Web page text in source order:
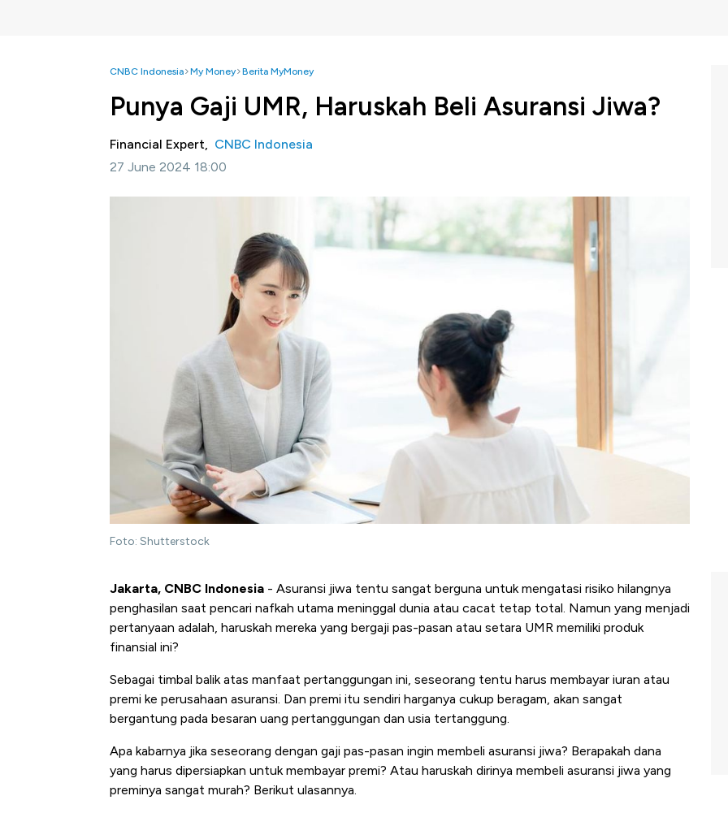
CNBC Indonesia My Money Berita MyMoney
Punya Gaji UMR, Haruskah Beli Asuransi Jiwa?
Financial Expert, CNBC Indonesia
27 June 2024 18:00
Foto: Shutterstock
Jakarta, CNBC Indonesia - Asuransi jiwa tentu sangat berguna untuk mengatasi risiko hilangnya
penghasilan saat pencari nafkah utama meninggal dunia atau cacat tetap total. Namun yang menjadi
pertanyaan adalah, haruskah mereka yang bergaji pas-pasan atau setara UMR memiliki produk
finansial ini?
Sebagai timbal balik atas manfaat pertanggungan ini, seseorang tentu harus membayar iuran atau
premi ke perusahaan asuransi. Dan premi itu sendiri harganya cukup beragam, akan sangat
bergantung pada besaran uang pertanggungan dan usia tertanggung.
Apa kabarnya jika seseorang dengan gaji pas-pasan ingin membeli asuransi jiwa? Berapakah dana
yang harus dipersiapkan untuk membayar premi? Atau haruskah dirinya membeli asuransi jiwa yang
preminya sangat murah? Berikut ulasannya.